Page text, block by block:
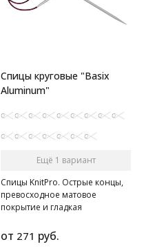
Спицы круговые "Basix
Aluminum"
Ещё 1 вариант
Спицы KnitPro. Острые концы,
превосходное матовое
покрытие и гладкая
от 271 руб.